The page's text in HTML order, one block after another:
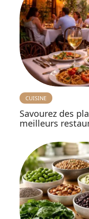
CUISINE
Savourez des
meilleurs